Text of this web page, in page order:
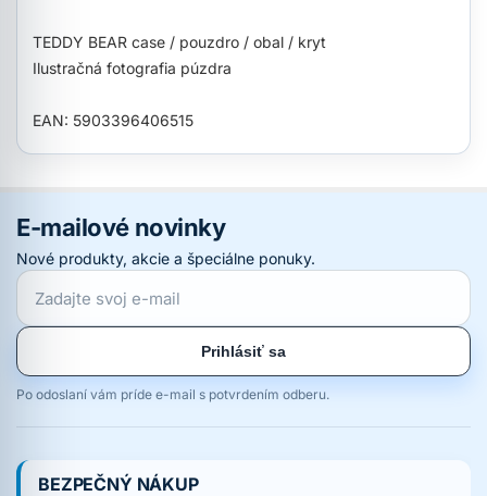
TEDDY BEAR case / pouzdro / obal / kryt
Ilustračná fotografia púzdra
EAN: 5903396406515
E-mailové novinky
Nové produkty, akcie a špeciálne ponuky.
Prihlásiť sa
Po odoslaní vám príde e-mail s potvrdením odberu.
BEZPEČNÝ NÁKUP